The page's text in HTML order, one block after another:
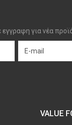
για νέα
VALUE